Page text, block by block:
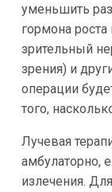
уменьшить
гормона
зрительный
зрения) и
операции
того,
Лучевая
амбулаторно,
излечения.